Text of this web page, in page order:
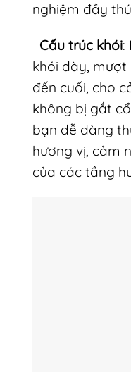
nghiệm đầy
Cấu trúc khói:
khói dày,
đến cuối, cho
không bị gắt
bạn dễ dàng
hương vị, cảm
của các tầng